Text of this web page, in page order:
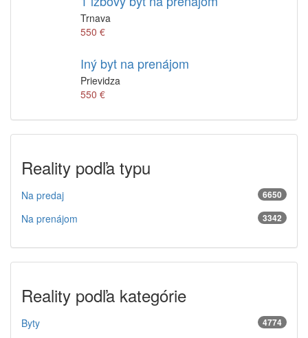
Trnava
550 €
Iný byt na prenájom
Prievidza
550 €
Reality podľa typu
6650
Na predaj
3342
Na prenájom
Reality podľa kategórie
4774
Byty